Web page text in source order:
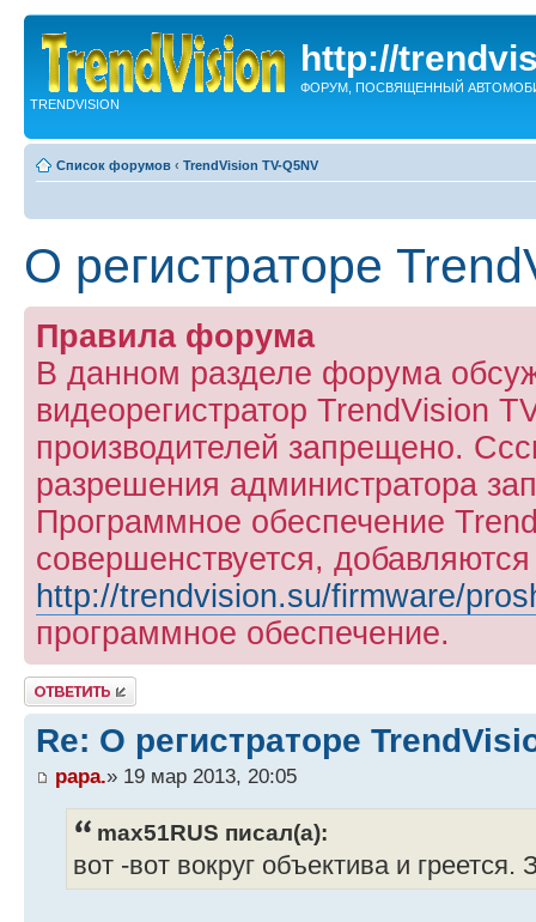
http://
ФОРУМ, ПОСВЯЩЕННЫЙ
TRENDVISION
Список форумов ‹ TrendVision TV-Q5NV
О регистраторе
Правила форума
В данном разделе форума
видеорегистратор TrendVision
производителей запрещено.
разрешения администратора
Программное обеспечение
совершенствуется,
http://trendvision.su/firmware/
программное обеспечение.
Ответить
Re: О регистраторе
papa.» 19 мар 2013, 20:05
max51RUS писал(а):
вот -вот вокруг объектива и греется.